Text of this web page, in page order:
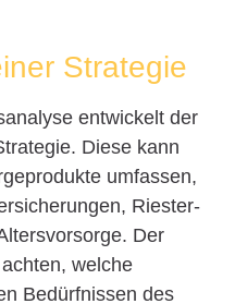
Strategie
entwickelt der
Diese kann
umfassen,
Riester-
Der
welche
Bedürfnissen des